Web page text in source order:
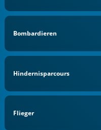
Bombardieren
Hindernisparcours
Flieger